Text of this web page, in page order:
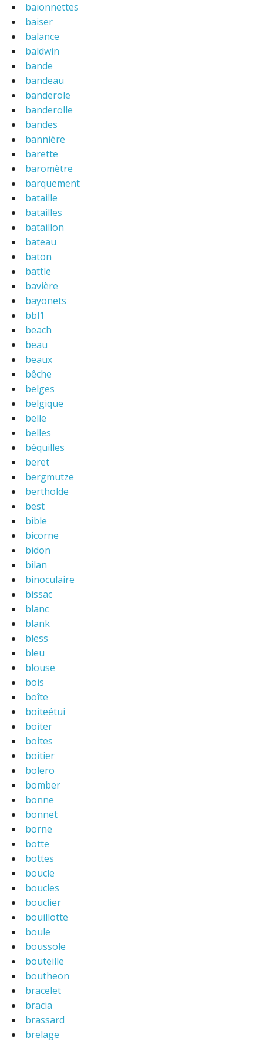
baïonnettes
baiser
balance
baldwin
bande
bandeau
banderole
banderolle
bandes
bannière
barette
baromètre
barquement
bataille
batailles
bataillon
bateau
baton
battle
bavière
bayonets
bbl1
beach
beau
beaux
bêche
belges
belgique
belle
belles
béquilles
beret
bergmutze
bertholde
best
bible
bicorne
bidon
bilan
binoculaire
bissac
blanc
blank
bless
bleu
blouse
bois
boîte
boiteétui
boiter
boites
boitier
bolero
bomber
bonne
bonnet
borne
botte
bottes
boucle
boucles
bouclier
bouillotte
boule
boussole
bouteille
boutheon
bracelet
bracia
brassard
brelage